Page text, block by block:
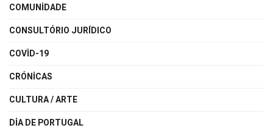
COMUNIDADE
CONSULTÓRIO JURÍDICO
COVID-19
CRÓNICAS
CULTURA / ARTE
DIA DE PORTUGAL